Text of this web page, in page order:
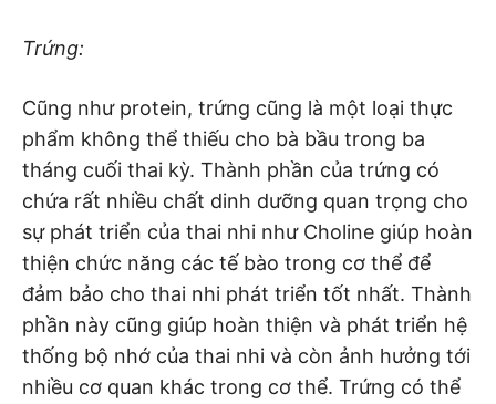
Trứng:
Cũng như protein, trứng cũng là một loại thực
phẩm không thể thiếu cho bà bầu trong ba
tháng cuối thai kỳ. Thành phần của trứng có
chứa rất nhiều chất dinh dưỡng quan trọng cho
sự phát triển của thai nhi như Choline giúp hoàn
thiện chức năng các tế bào trong cơ thể để
đảm bảo cho thai nhi phát triển tốt nhất. Thành
phần này cũng giúp hoàn thiện và phát triển hệ
thống bộ nhớ của thai nhi và còn ảnh hưởng tới
nhiều cơ quan khác trong cơ thể. Trứng có thể